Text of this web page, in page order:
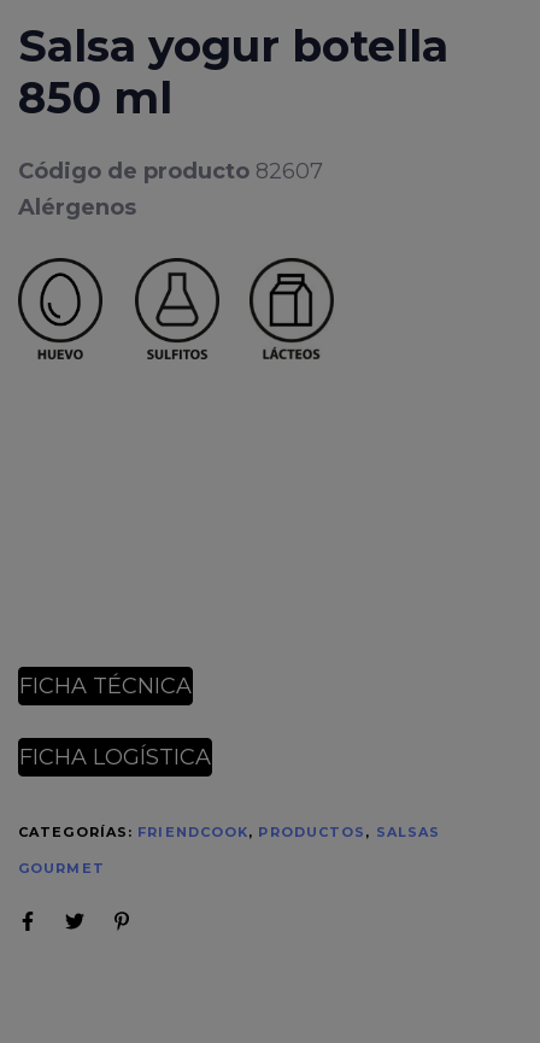
Salsa yogur botella
850 ml
Código de producto 82607
Alérgenos
FICHA TÉCNICA
FICHA LOGÍSTICA
CATEGORÍAS: FRIENDCOOK, PRODUCTOS , SALSAS
GOURMET